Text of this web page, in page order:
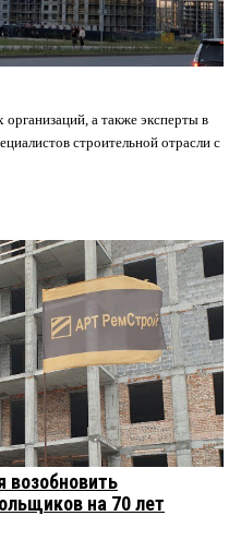
а также эксперты в
строительной отрасли с
возобновить
на 70 лет